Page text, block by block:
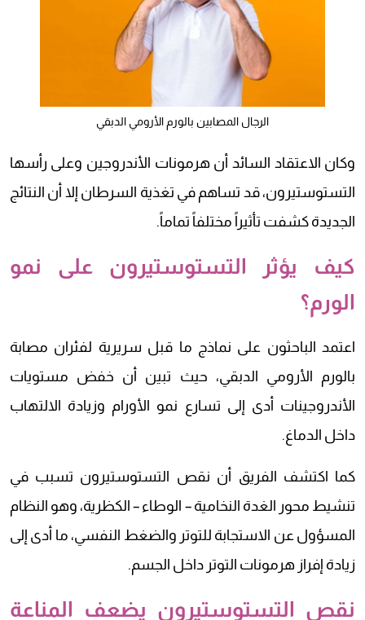
الرجال المصابين بالورم الأرومي الدبقي
وكان الاعتقاد السائد أن هرمونات الأندروجين وعلى رأسها
التستوستيرون، قد تساهم في تغذية السرطان إلا أن النتائج
الجديدة كشفت تأثيراً مختلفاً تماماً.
كيف يؤثر التستوستيرون على نمو
الورم؟
اعتمد الباحثون على نماذج ما قبل سريرية لفئران مصابة
بالورم الأرومي الدبقي، حيث تبين أن خفض مستويات
الأندروجينات أدى إلى تسارع نمو الأورام وزيادة الالتهاب
داخل الدماغ.
كما اكتشف الفريق أن نقص التستوستيرون تسبب في
تنشيط محور الغدة النخامية – الوطاء – الكظرية، وهو النظام
المسؤول عن الاستجابة للتوتر والضغط النفسي، ما أدى إلى
زيادة إفراز هرمونات التوتر داخل الجسم.
نقص التستوستيرون يضعف المناعة